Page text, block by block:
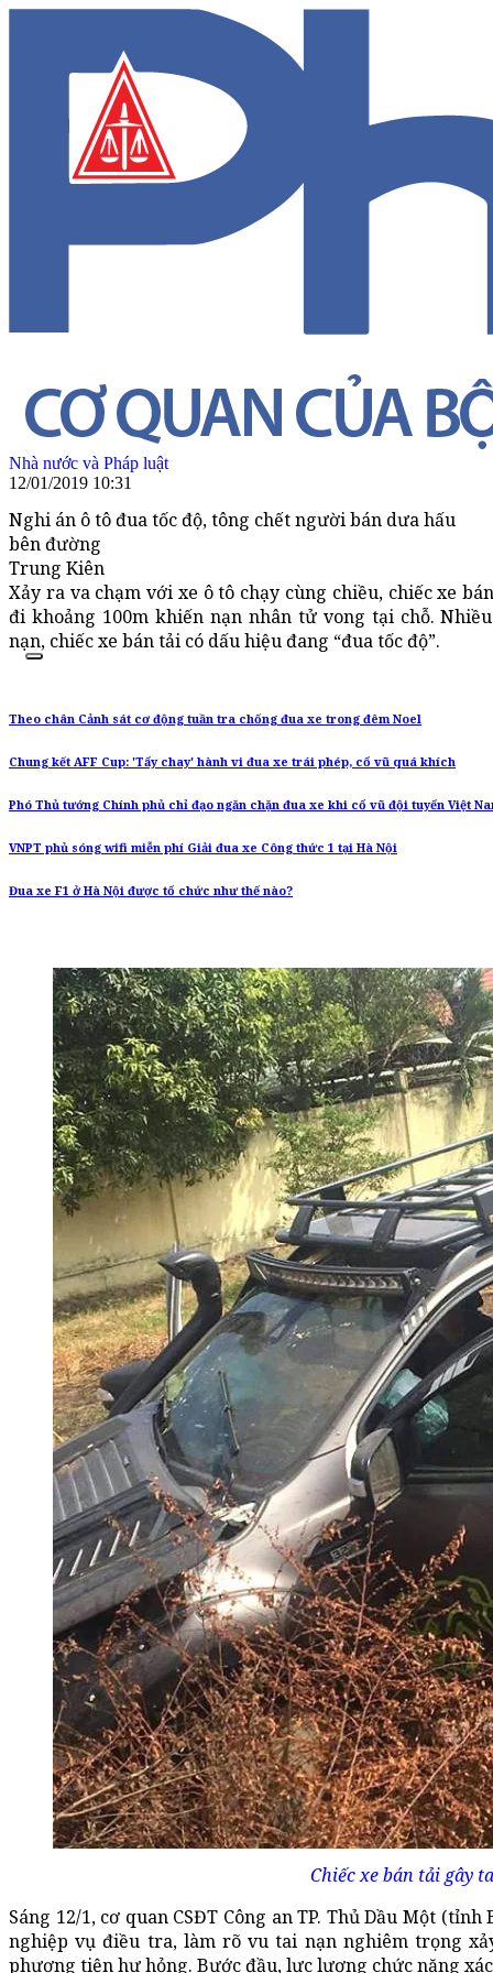
Nhà nước và Pháp luật
12/01/2019 10:31
Nghi án ô tô đua tốc độ, tông chết người bán dưa hấu
bên đường
Trung Kiên
Xảy ra va chạm với xe ô tô chạy cùng chiều, chiếc xe
đi khoảng 100m khiến nạn nhân tử vong tại chỗ.
nạn, chiếc xe bán tải có dấu hiệu đang “đua tốc độ”.
Theo chân Cảnh sát cơ động tuần tra chống đua xe trong đêm Noel
Chung kết AFF Cup: 'Tẩy chay' hành vi đua xe trái phép, cổ vũ quá khích
Phó Thủ tướng Chính phủ chỉ đạo ngăn chặn đua xe khi cổ vũ đội tuyển Việt
VNPT phủ sóng wifi miễn phí Giải đua xe Công thức 1 tại Hà Nội
Đua xe F1 ở Hà Nội được tổ chức như thế nào?
Chiếc xe bán tải gây
Sáng 12/1, cơ quan CSĐT Công an TP. Thủ Dầu Một
nghiệp vụ điều tra, làm rõ vu tai nạn nghiêm trọng
phương tiện hư hỏng. Bước đầu, lực lượng chức năng